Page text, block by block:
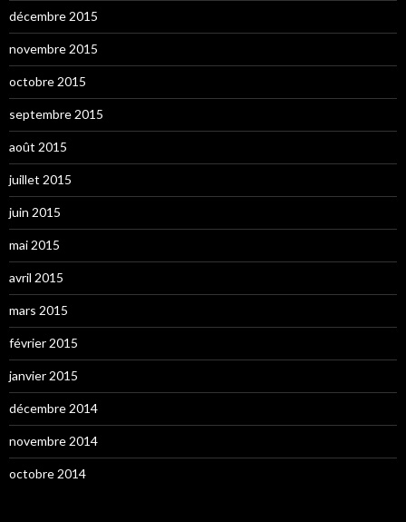
décembre 2015
novembre 2015
octobre 2015
septembre 2015
août 2015
juillet 2015
juin 2015
mai 2015
avril 2015
mars 2015
février 2015
janvier 2015
décembre 2014
novembre 2014
octobre 2014